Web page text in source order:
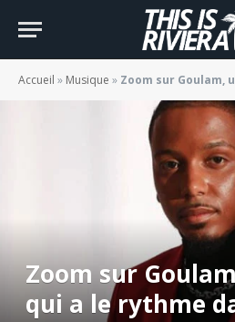
Accueil » Musique » Zoom sur Goulam, un
Zoom sur
qui a le rythme